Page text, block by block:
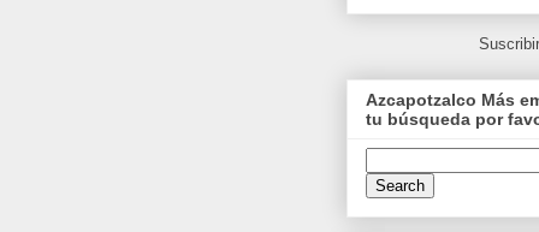
Azcapotzalco Más
tu búsqueda por